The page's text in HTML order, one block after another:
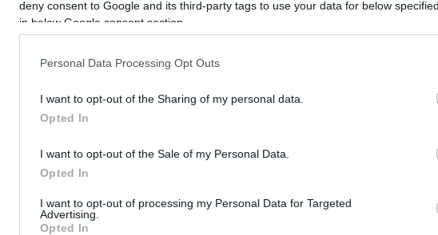
deny consent to Google and its third-party tags to use your data for below
in below Google consent section.
Personal Data Processing Opt Outs
I want to opt-out of the Sharing of my personal data.
Opted In
I want to opt-out of the Sale of my Personal Data.
Opted In
I want to opt-out of processing my Personal Data for Targeted
Advertising.
Opted In